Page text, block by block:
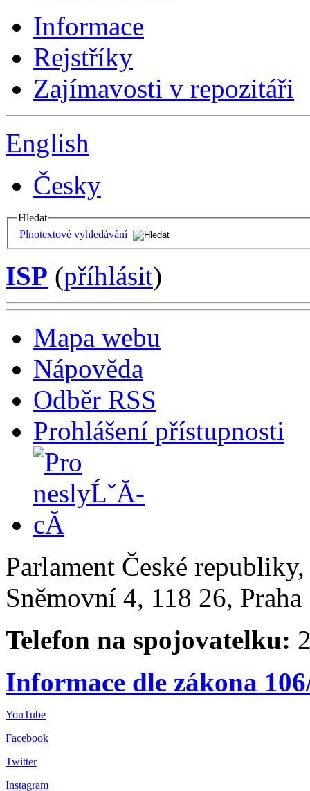
Informace
Rejstříky
Zajímavosti v repozitáři
English
Česky
Hledat
Plnotextové vyhledávání
ISP (příhlásit)
Mapa webu
Nápověda
Odběr RSS
Prohlášení přístupnosti
Parlament České
Sněmovní 4, 118 26,
Telefon na spojovatelku:
Informace dle zákona
YouTube
Facebook
Twitter
Instagram